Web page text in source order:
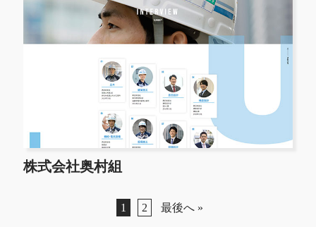
株式会社奥村組
1 2 最後へ »